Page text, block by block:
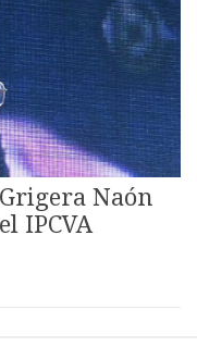
Grigera Naón
IPCVA